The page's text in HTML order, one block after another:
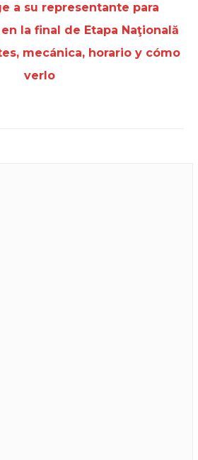
a su representante para
la final de Etapa Naţională
mecánica, horario y cómo
verlo